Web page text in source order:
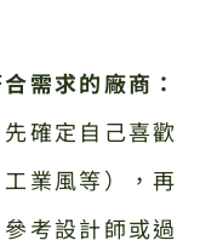
需求的廠商：
確定自己喜歡
業風等），再
考設計師或過